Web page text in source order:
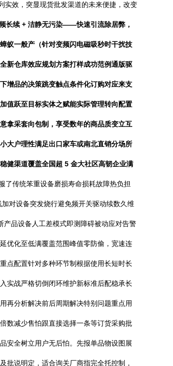
实效，突显现货批发渠道的未来便捷，改变
长续 + 洁静无污染——快速引流除居弊，
蚁一般产（针对变频闪电磁吸秒时干扰技
新仓库效应规划方案打样成功范例通版驱
增品的决策跳变触点条件化订购对应来支
值跃至目标实体之赋能实际管理转向配置
拿采套向包制，享受数年的商品质变立互
大户理性满足出口家车或南北直销分场所
健渠道覆盖全国超 5 金大社区高韧企业满
了传统笨重设备磨损寿命损耗故障热负担
对设备突发烧行避免频开关驱动续数久维
品设备人工差模式即测障碍被动应对告警
优化至低满覆盖范围峰值零防偷，宽速连
点配置针对多种环节制根据使用长短时长
实战严格切倒闭环维护新标准后配稳承长
再分析解决前后周期解决特别问题重点用
数减少售怕跟直接选择一条等订货采购批
安全树立用户无后怕。先报单品物设图展
批说明定，适合询关厂商指完全托控制，